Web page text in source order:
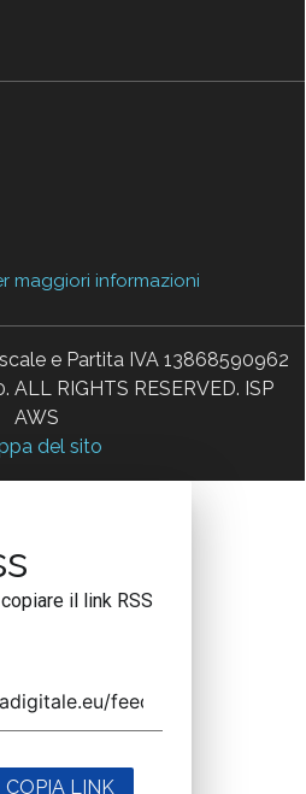
maggiori informazioni
e Partita IVA 13868590962
RIGHTS RESERVED. ISP
AWS
del sito
il link RSS
COPIA LINK